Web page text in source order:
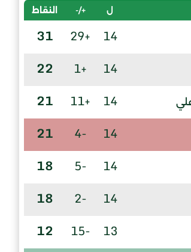
ل +/- النقاط
14
+29
31
14
+1
22
14
+11
21
14
-4
21
14
-5
18
14
-2
18
13
-15
12